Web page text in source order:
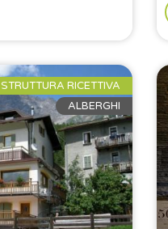
STRUTTURA RICETTIVA
ALBERGHI